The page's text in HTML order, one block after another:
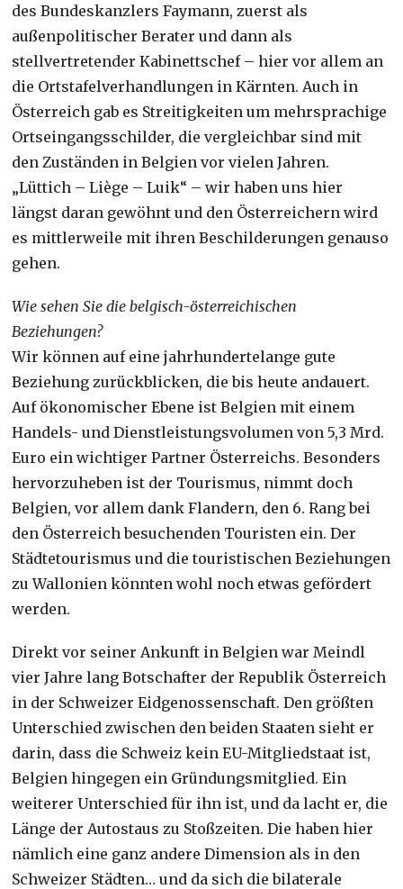
des Bundeskanzlers Faymann, zuerst als
außenpolitischer Berater und dann als
stellvertretender Kabinettschef – hier vor allem an
die Ortstafelverhandlungen in Kärnten. Auch in
Österreich gab es Streitigkeiten um mehrsprachige
Ortseingangsschilder, die vergleichbar sind mit
den Zuständen in Belgien vor vielen Jahren.
„Lüttich – Liège – Luik“ – wir haben uns hier
längst daran gewöhnt und den Österreichern wird
es mittlerweile mit ihren Beschilderungen genauso
gehen.
Wie sehen Sie die belgisch-österreichischen
Beziehungen?
Wir können auf eine jahrhundertelange gute
Beziehung zurückblicken, die bis heute andauert.
Auf ökonomischer Ebene ist Belgien mit einem
Handels- und Dienstleistungsvolumen von 5,3 Mrd.
Euro ein wichtiger Partner Österreichs. Besonders
hervorzuheben ist der Tourismus, nimmt doch
Belgien, vor allem dank Flandern, den 6. Rang bei
den Österreich besuchenden Touristen ein. Der
Städtetourismus und die touristischen Beziehungen
zu Wallonien könnten wohl noch etwas gefördert
werden.
Direkt vor seiner Ankunft in Belgien war Meindl
vier Jahre lang Botschafter der Republik Österreich
in der Schweizer Eidgenossenschaft. Den größten
Unterschied zwischen den beiden Staaten sieht er
darin, dass die Schweiz kein EU-Mitgliedstaat ist,
Belgien hingegen ein Gründungsmitglied. Ein
weiterer Unterschied für ihn ist, und da lacht er, die
Länge der Autostaus zu Stoßzeiten. Die haben hier
nämlich eine ganz andere Dimension als in den
Schweizer Städten… und da sich die bilaterale